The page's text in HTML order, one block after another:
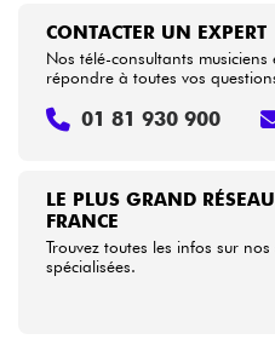
LE PLUS GRAND
FRANCE
Trouvez toutes les infos sur
spécialisées.
CONTACTER UN EXPERT
Nos télé-consultants
répondre à toutes vos
01 81 930 900